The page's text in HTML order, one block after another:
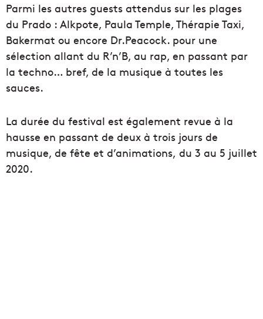
Parmi les autres guests attendus sur les plages
du Prado : Alkpote, Paula Temple, Thérapie Taxi,
Bakermat ou encore Dr.Peacock. pour une
sélection allant du R’n’B, au rap, en passant par
la techno… bref, de la musique à toutes les
sauces.
La durée du festival est également revue à la
hausse en passant de deux à trois jours de
musique, de fête et d’animations, du 3 au 5 juillet
2020.